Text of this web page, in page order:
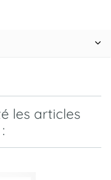
les articles